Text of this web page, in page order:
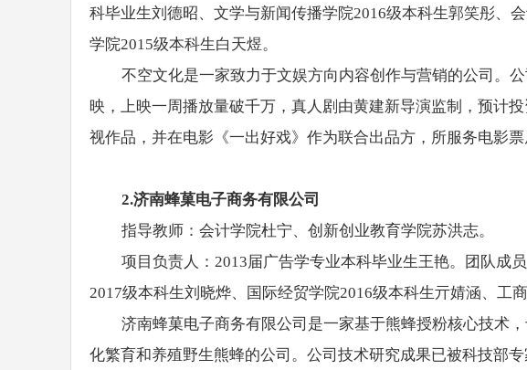
科毕业生刘德昭、文学与新闻传播学院2016级本科生郭笑彤、
学院2015级本科生白天煜。
不空文化是一家致力于文娱方向内容创作与营销的公司。
映，上映一周播放量破千万，真人剧由黄建新导演监制，预计
视作品，并在电影《一出好戏》作为联合出品方，所服务电影
2.济南蜂菓电子商务有限公司
指导教师：会计学院杜宁、创新创业教育学院苏洪志。
项目负责人：2013届广告学专业本科毕业生王艳。团队成
2017级本科生刘晓烨、国际经贸学院2016级本科生亓婧涵、工
济南蜂菓电子商务有限公司是一家基于熊蜂授粉核心技术
化繁育和养殖野生熊蜂的公司。公司技术研究成果已被科技部